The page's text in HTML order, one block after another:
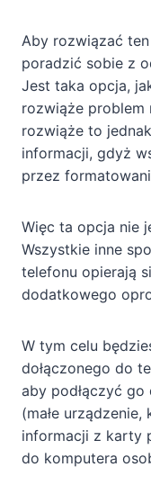
Aby rozwiązać
poradzić sobie z
Jest taka opcja,
rozwiąże problem
rozwiąże to
informacji, gdyż
przez
Więc ta opcja nie
Wszystkie inne
telefonu opierają
dodatkowego
W tym celu
dołączonego do
aby podłączyć
(małe
informacji z karty
do komputera